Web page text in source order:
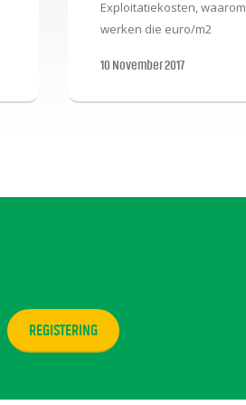
Exploitatiekosten, waarom
werken die euro/m2
altijd? Exploitatiekosten
discussies op. Om dit te
benchmarkcijfers in de
installatietechniek niet altijd
werken.
10 November 2017